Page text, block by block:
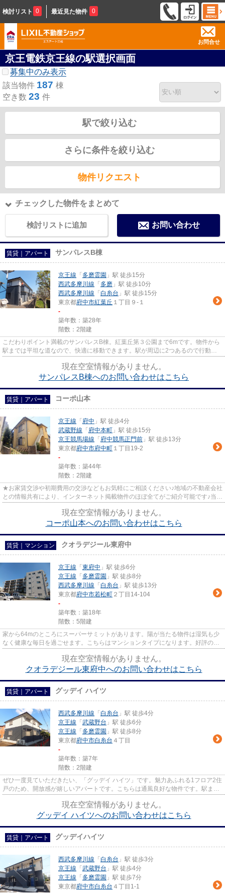
検討リスト 0 最近見た物件 0
お問合せ
京王電鉄京王線の駅選択画面
募集中のみ表示
該当物件 187 棟
空き数 23 件
駅で絞り込む
さらに条件を絞り込む
物件リクエスト
チェックした物件をまとめて
検討リストに追加 お問い合わせ
賃貸｜アパート サンパレスB棟
京王線 「 多磨霊園 」駅 徒歩15分
西武多摩川線 「 多磨 」駅 徒歩10分
西武多摩川線 「 白糸台 」駅 徒歩15分
東京都府中市紅葉丘 １丁目９-１
-
築年数：築28年
階数：2階建
こだわりポイント満載のサンパレスB棟。紅葉丘第３公園まで6mです。物件から
駅までは平坦な道なので、快適に移動できます。駅が周辺に2つあるので行動範
現在空室情報がありません。
サンパレスB棟へのお問い合わせはこちら
賃貸｜アパート コーポ山本
京王線 「 府中 」駅 徒歩4分
武蔵野線 「 府中本町 」駅 徒歩15分
京王競馬場線 「 府中競馬正門前 」駅 徒歩13分
東京都府中市府中町 １丁目19-2
-
築年数：築44年
階数：2階建
★お家賃交渉や初期費用の交渉などもお気軽にご相談ください♪地域の不動産会社
との情報共有により、インターネット掲載物件のほぼ全てがご紹介可能です♪当店
現在空室情報がありません。
コーポ山本へのお問い合わせはこちら
賃貸｜マンション クオラデジール東府中
京王線 「 東府中 」駅 徒歩6分
京王線 「 多磨霊園 」駅 徒歩8分
西武多摩川線 「 白糸台 」駅 徒歩13分
東京都府中市若松町 ２丁目14-104
-
築年数：築18年
階数：5階建
家から64mのところにスーパーサミットがあります。陽が当たる物件は湿気も少
なく健康な毎日を過ごせます。こちらはマンションタイプになります。好評の駅
現在空室情報がありません。
クオラデジール東府中へのお問い合わせはこちら
賃貸｜アパート グッデイ ハイツ
西武多摩川線 「 白糸台 」駅 徒歩4分
京王線 「 武蔵野台 」駅 徒歩6分
京王線 「 多磨霊園 」駅 徒歩8分
東京都府中市白糸台 ４丁目
-
築年数：築7年
階数：2階建
ぜひ一度見ていただきたい、「グッデイ ハイツ」です。魅力あふれる1フロア2住
戸のため、開放感が嬉しいアパートです。こちらは通風良好な物件です。駅まで
現在空室情報がありません。
グッデイ ハイツへのお問い合わせはこちら
賃貸｜アパート グッデイハイツ
西武多摩川線 「 白糸台 」駅 徒歩3分
京王線 「 武蔵野台 」駅 徒歩4分
京王線 「 多磨霊園 」駅 徒歩7分
東京都府中市白糸台 ４丁目1-1